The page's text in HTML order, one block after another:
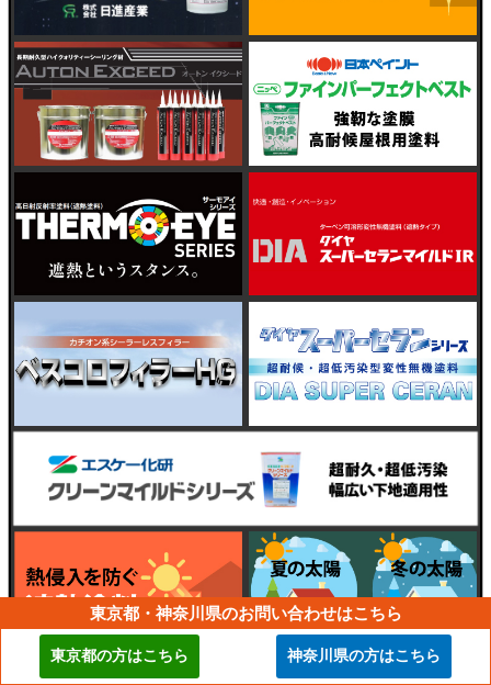
東京都・神奈川県のお問い合わせはこちら
東京都の方はこちら 神奈川県の方はこちら